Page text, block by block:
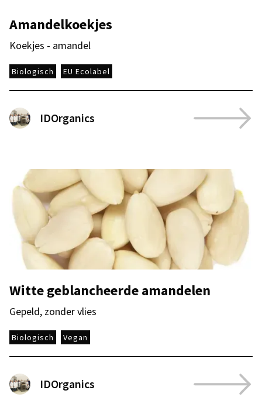
Amandelkoekjes
Koekjes - amandel
Biologisch EU Ecolabel
IDOrganics
Witte geblancheerde amandelen
Gepeld, zonder vlies
Biologisch Vegan
IDOrganics